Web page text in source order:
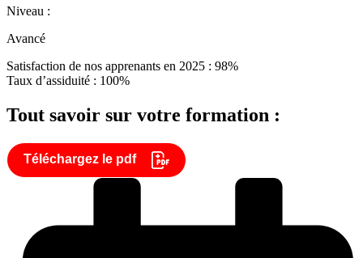
Niveau :
Avancé
Satisfaction de nos apprenants en 2025 : 98%
Taux d’assiduité : 100%
Tout savoir sur votre formation :
Téléchargez le pdf